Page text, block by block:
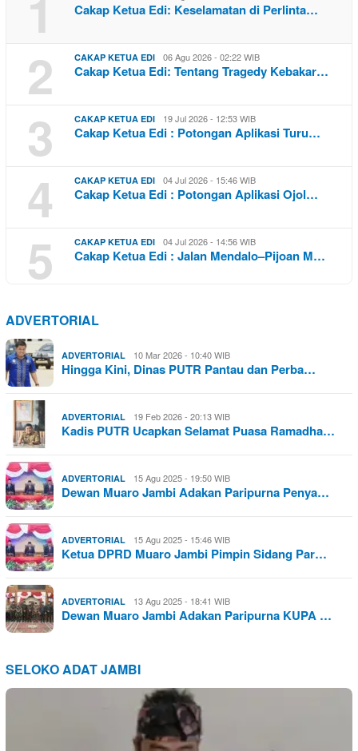
Cakap Ketua Edi: Keselamatan di Perlinta…
2 CAKAP KETUA EDI 06 Agu 2026 - 02:22 WIB
Cakap Ketua Edi: Tentang Tragedy Kebakar…
3 CAKAP KETUA EDI 19 Jul 2026 - 12:53 WIB
Cakap Ketua Edi : Potongan Aplikasi Turu…
4 CAKAP KETUA EDI 04 Jul 2026 - 15:46 WIB
Cakap Ketua Edi : Potongan Aplikasi Ojol…
5 CAKAP KETUA EDI 04 Jul 2026 - 14:56 WIB
Cakap Ketua Edi : Jalan Mendalo–Pijoan M…
ADVERTORIAL
ADVERTORIAL 10 Mar 2026 - 10:40 WIB
Hingga Kini, Dinas PUTR Pantau dan Perba…
ADVERTORIAL 19 Feb 2026 - 20:13 WIB
Kadis PUTR Ucapkan Selamat Puasa Ramadha…
ADVERTORIAL 15 Agu 2025 - 19:50 WIB
Dewan Muaro Jambi Adakan Paripurna Penya…
ADVERTORIAL 15 Agu 2025 - 15:46 WIB
Ketua DPRD Muaro Jambi Pimpin Sidang Par…
ADVERTORIAL 13 Agu 2025 - 18:41 WIB
Dewan Muaro Jambi Adakan Paripurna KUPA …
SELOKO ADAT JAMBI